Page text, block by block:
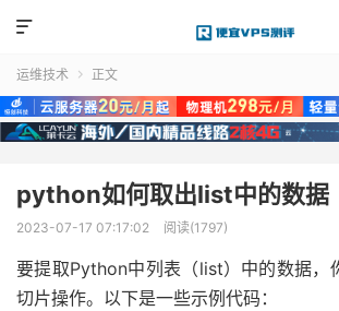

运维技术  正文
python如何取出list中的数据
2023-07-17 07:17:02 阅读(1797)
要提取Python中列表（list）中的数据，
切片操作。以下是一些示例代码：